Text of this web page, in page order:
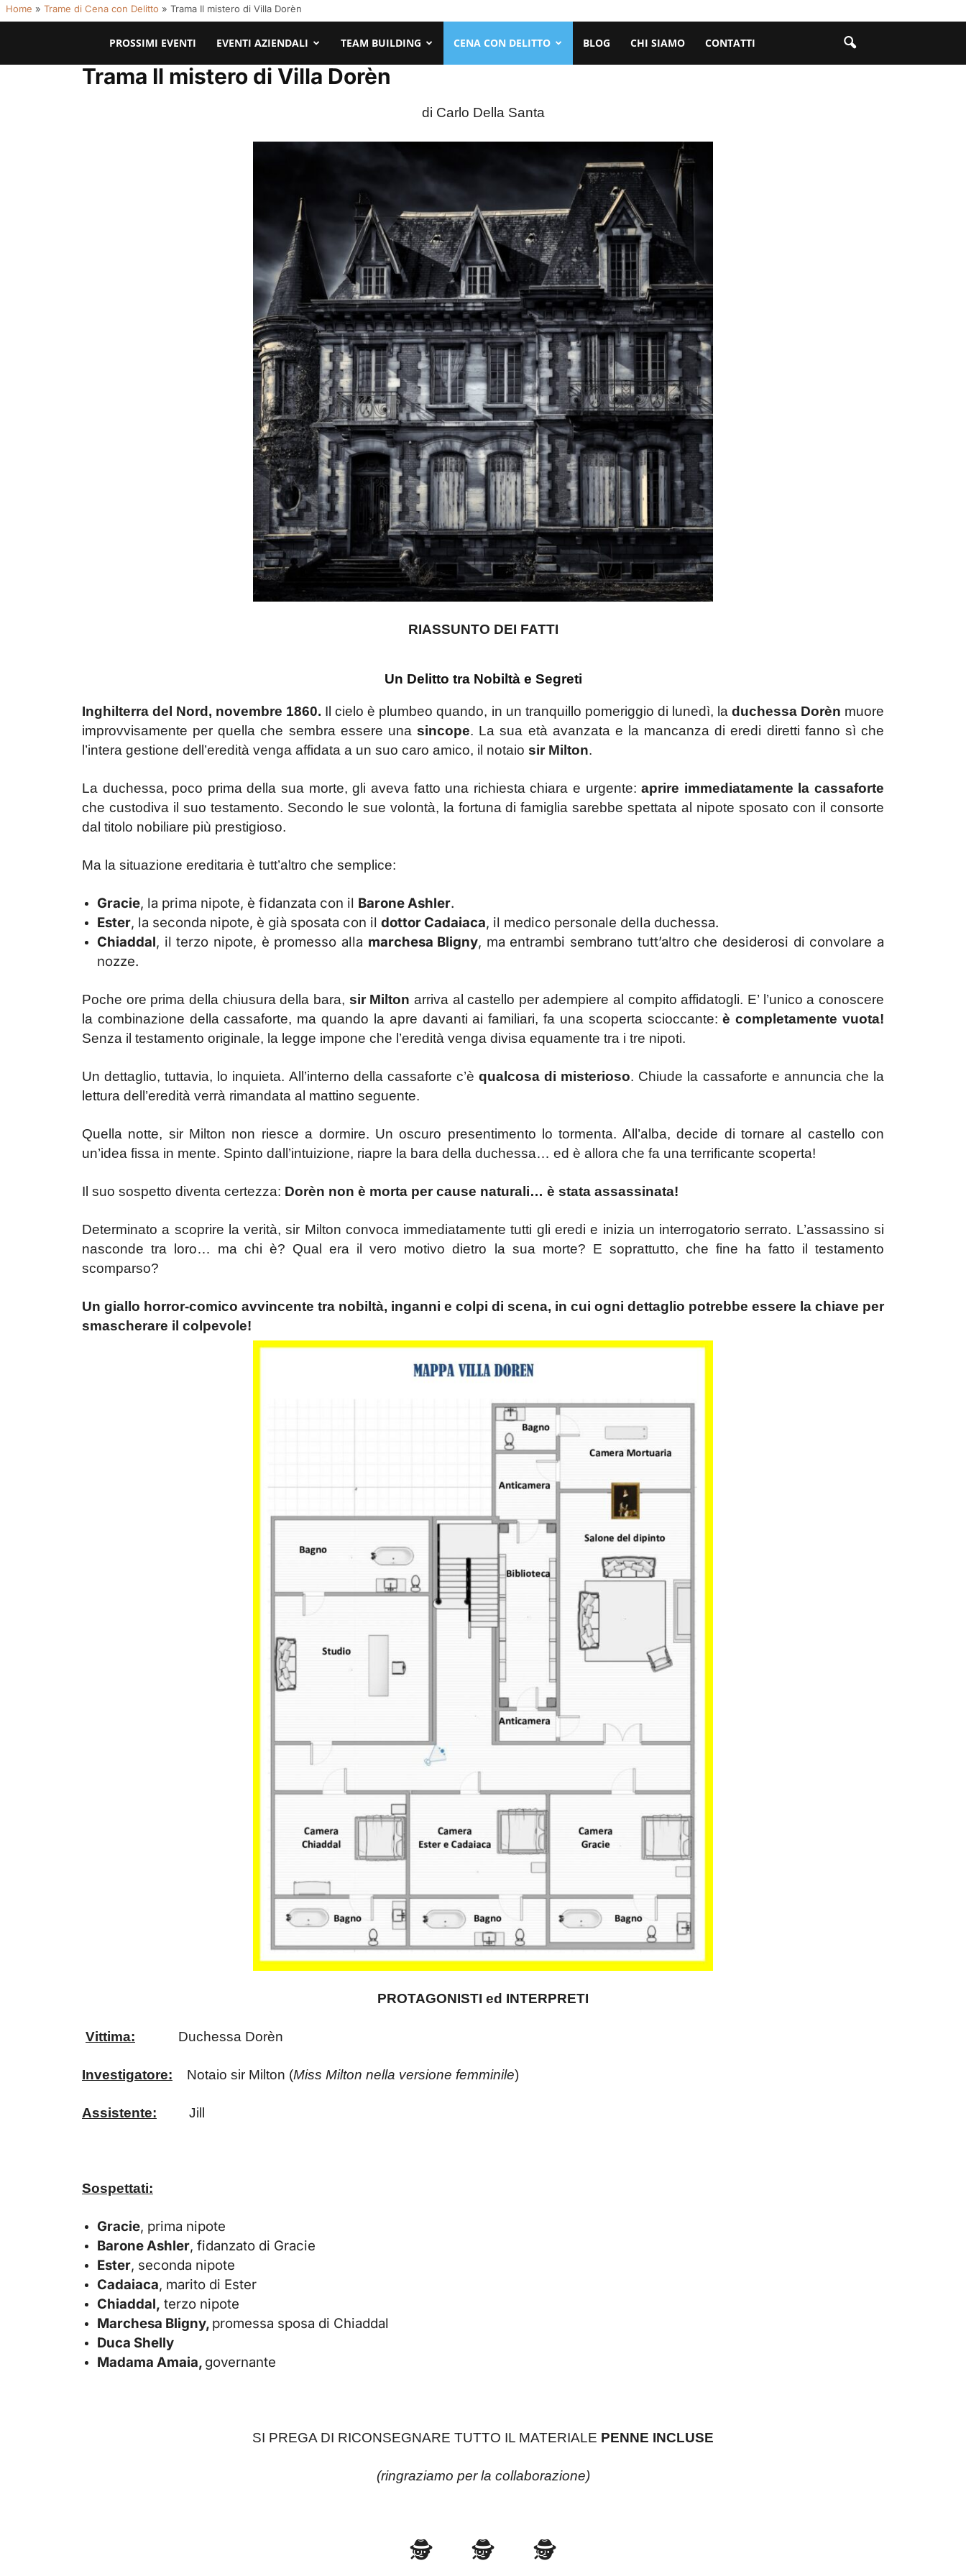
Home » Trame di Cena con Delitto » Trama Il mistero di Villa Dorèn
PROSSIMI EVENTI EVENTI AZIENDALI TEAM BUILDING CENA CON DELITTO BLOG CHI SIAMO CONTATTI
Trama Il mistero di Villa Dorèn
di Carlo Della Santa
RIASSUNTO DEI FATTI
Un Delitto tra Nobiltà e Segreti
Inghilterra del Nord, novembre 1860. Il cielo è plumbeo quando, in un tranquillo pomeriggio di lunedì, la duchessa Dorèn muore
improvvisamente per quella che sembra essere unasincope. La sua età avanzata e la mancanza di eredi diretti fanno sì che
l’intera gestione dell’eredità venga affidata a un suo caro amico, il notaio sir Milton.
La duchessa, poco prima della sua morte, gli aveva fatto una richiesta chiara e urgente:aprire immediatamente la cassaforte
che custodiva il suo testamento. Secondo le sue volontà, la fortuna di famiglia sarebbe spettata al nipote sposato con il consorte
dal titolo nobiliare più prestigioso.
Ma la situazione ereditaria è tutt’altro che semplice:
Gracie, la prima nipote, è fidanzata con il Barone Ashler.
Ester, la seconda nipote, è già sposata con il dottor Cadaiaca, il medico personale della duchessa.
Chiaddal, il terzo nipote, è promesso alla marchesa Bligny, ma entrambi sembrano tutt’altro che desiderosi di convolare a
nozze.
Poche ore prima della chiusura della bara, sir Milton arriva al castello per adempiere al compito affidatogli. E’ l’unico a conoscere
la combinazione della cassaforte, ma quando la apre davanti ai familiari, fa una scoperta scioccante:è completamente vuota!
Senza il testamento originale, la legge impone che l’eredità venga divisa equamente tra i tre nipoti.
Un dettaglio, tuttavia, lo inquieta. All’interno della cassaforte c’è qualcosa di misterioso. Chiude la cassaforte e annuncia che la
lettura dell’eredità verrà rimandata al mattino seguente.
Quella notte, sir Milton non riesce a dormire. Un oscuro presentimento lo tormenta. All’alba, decide di tornare al castello con
un’idea fissa in mente. Spinto dall’intuizione, riapre la bara della duchessa… ed è allora che fa una terrificante scoperta!
Il suo sospetto diventa certezza: Dorèn non è morta per cause naturali… è stata assassinata!
Determinato a scoprire la verità, sir Milton convoca immediatamente tutti gli eredi e inizia un interrogatorio serrato. L’assassino si
nasconde tra loro… ma chi è? Qual era il vero motivo dietro la sua morte? E soprattutto, che fine ha fatto il testamento
scomparso?
Un giallo horror-comico avvincente tra nobiltà, inganni e colpi di scena, in cui ogni dettaglio potrebbe essere la chiave per
smascherare il colpevole!
PROTAGONISTI ed INTERPRETI
Vittima: Duchessa Dorèn
Investigatore: Notaio sir Milton (Miss Milton nella versione femminile)
Assistente: Jill
Sospettati:
Gracie, prima nipote
Barone Ashler, fidanzato di Gracie
Ester, seconda nipote
Cadaiaca, marito di Ester
Chiaddal, terzo nipote
Marchesa Bligny, promessa sposa di Chiaddal
Duca Shelly
Madama Amaia, governante
SI PREGA DI RICONSEGNARE TUTTO IL MATERIALE PENNE INCLUSE
(ringraziamo per la collaborazione)
🕵️ 🕵️ 🕵️